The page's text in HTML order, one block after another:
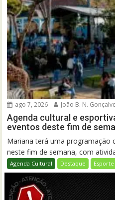
ago 7, 2026 João B. N.
Agenda cultural e
eventos deste fim de
Mariana terá uma programação
neste fim de semana, com
Agenda Cultural Destaque Esporte